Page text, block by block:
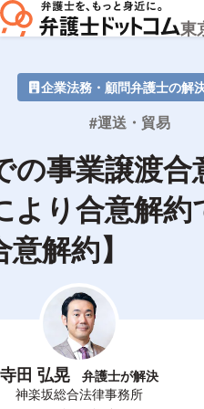
東
企業法務・顧問弁護士の解
運送・貿易
の事業譲渡
より合意解
解約】
寺田 弘晃
弁護士が解決
所属事務所
神楽坂総合法律事務所